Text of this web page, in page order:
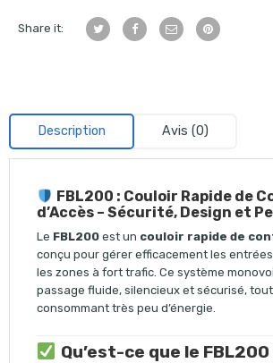
Share it:
Description Avis (0)
FBL200 : Couloir Rapide de
d’Accès – Sécurité, Design et
Le FBL200est un couloir rapide de
conçu pour gérer efficacement les
les zones à fort trafic. Ce système
passage fluide, silencieux et sécurisé,
consommant très peu d’énergie.
Qu’est-ce que le FBL200